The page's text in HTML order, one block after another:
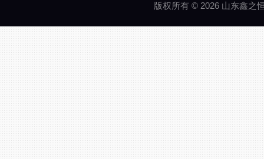
版权所有 © 2026 山东鑫之